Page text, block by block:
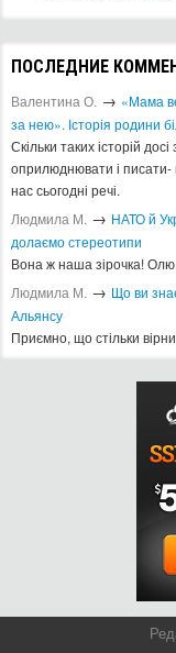
ПОСЛЕДНИЕ
Валентина О. → «Мама
за нею». Історія родини
Скільки таких історій
оприлюднювати і писати-
нас сьогодні речі.
Людмила М. → ​НАТО й
долаємо стереотипи
Вона ж наша зірочка!
Людмила М. → Що ви
Альянсу ​
Приємно, що стільки